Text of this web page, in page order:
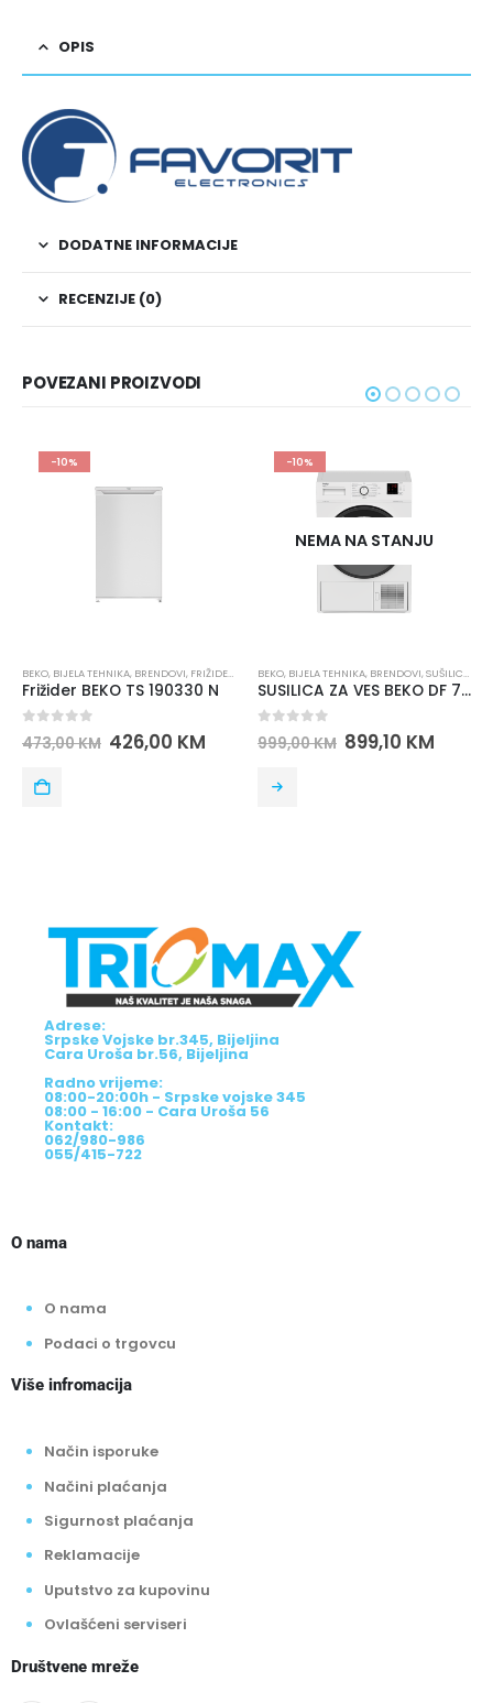
OPIS
DODATNE INFORMACIJE
RECENZIJE (0)
POVEZANI PROIZVODI
-10%
BEKO, BIJELA TEHNIKA, BRENDOVI, FRIŽIDERI
Frižider BEKO TS 190330 N
473,00KM 426,00 KM
-10%
NEMA NA STANJU
BEKO, BIJELA TEHNIKA, BRENDOVI,SUŠILICE ZA VEŠ
SUSILICA ZA VES BEKO DF 7412 PA
out of 5
999,00KM 899,10 KM
Adrese:
Srpske Vojske br.345, Bijeljina
Cara Uroša br.56, Bijeljina
Radno vrijeme:
08:00-20:00h - Srpske vojske 345
08:00 - 16:00 - Cara Uroša 56
Kontakt:
062/980-986
055/415-722
O nama
O nama
Podaci o trgovcu
Više infromacija
Način isporuke
Načini plaćanja
Sigurnost plaćanja
Reklamacije
Uputstvo za kupovinu
Ovlašćeni serviseri
Društvene mreže